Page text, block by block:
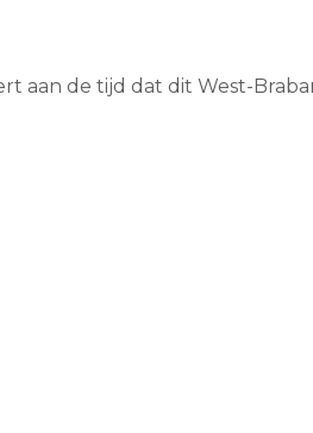
aan de tijd dat dit West-